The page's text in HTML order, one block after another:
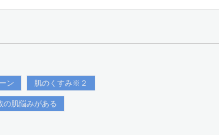
ン 肌のくすみ※２
の肌悩みがある